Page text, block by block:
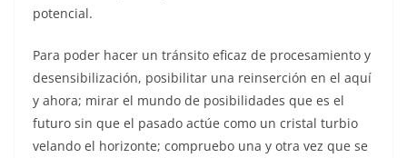
potencial.
Para poder hacer un tránsito eficaz de procesamiento y
desensibilización, posibilitar una reinserción en el aquí
y ahora; mirar el mundo de posibilidades que es el
futuro sin que el pasado actúe como un cristal turbio
velando el horizonte; compruebo una y otra vez que se